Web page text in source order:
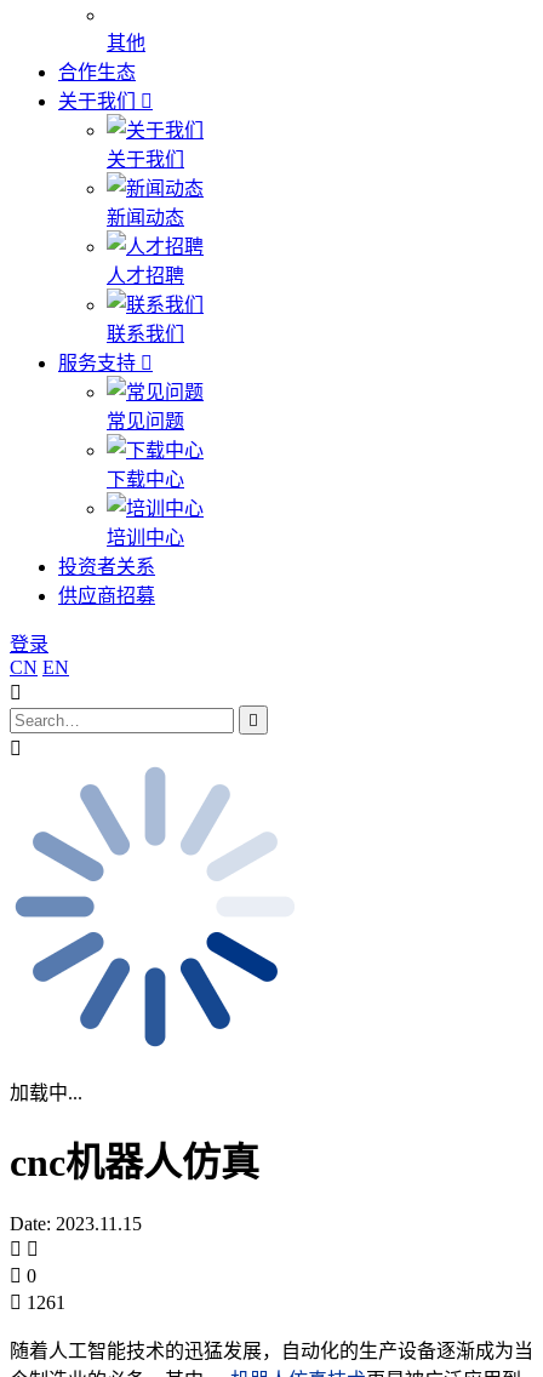
其他
合作生态
关于我们
关于我们
新闻动态
人才招聘
联系我们
服务支持
常见问题
下载中心
培训中心
投资者关系
供应商招募
登录
CN EN
加载中...
cnc机器人仿真
Date: 2023.11.15
0
1261
随着人工智能技术的迅猛发展，自动化的生产设备逐渐成为当